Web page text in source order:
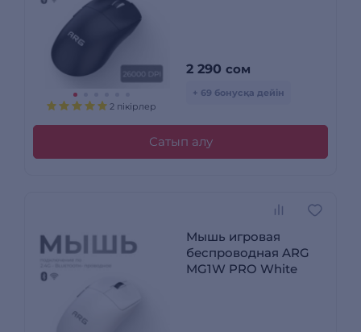
2 пікірлер
2 290 сом
+ 69 бонусқа дейін
Сатып алу
Мышь игровая
беспроводная ARG
MG1W PRO White